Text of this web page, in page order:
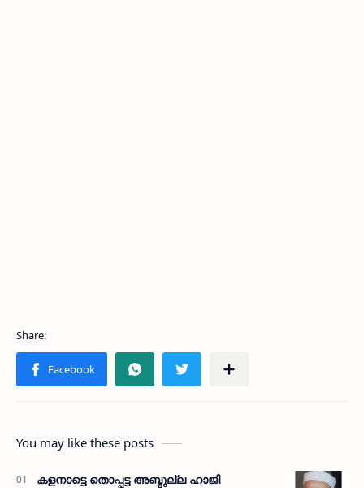
You may like these posts
കളനാട്ടെ തൊപ്പട്ട അബ്ദുല്ല ഹാജി